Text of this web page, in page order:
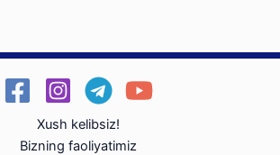
Xush kelibsiz!
Bizning faoliyatimiz